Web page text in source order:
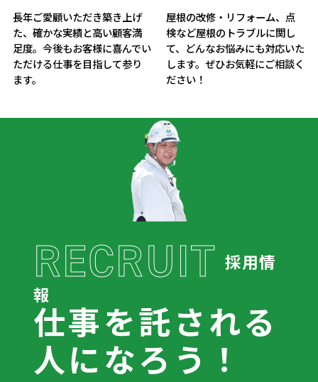
長年ご愛顧いただき築き上げ
た、確かな実績と高い顧客満
足度。 今後もお客様に喜んでい
ただける仕事を目指して参り
ます。
屋根の改修・リフォーム、点
検など屋根のトラブルに関し
て、 どんなお悩みにも対応いた
します。ぜひお気軽にご相談く
ださい！
RECRUIT 採用情
報
仕事を託される
人になろう！